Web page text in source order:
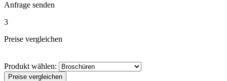
Anfrage senden
3
Preise vergleichen
Produkt wählen:
Preise vergleichen